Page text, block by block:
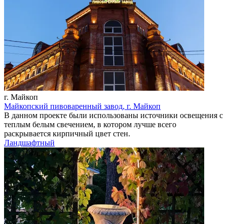
г. Майкоп
Майкопский пивоваренный завод, г. Майкоп
В данном проекте были использованы источники освещения с
теплым белым свечением, в котором лучше всего
раскрывается кирпичный цвет стен.
Ландшафтный